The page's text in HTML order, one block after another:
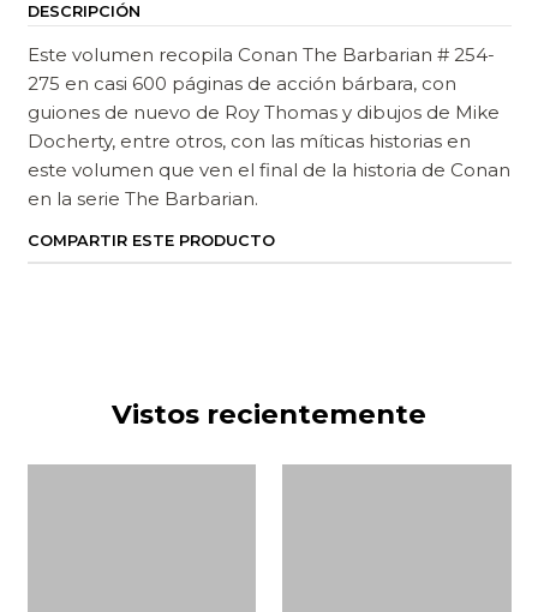
DESCRIPCIÓN
Este volumen recopila Conan The Barbarian # 254-
275 en casi 600 páginas de acción bárbara, con
guiones de nuevo de Roy Thomas y dibujos de Mike
Docherty, entre otros, con las míticas historias en
este volumen que ven el final de la historia de Conan
en la serie The Barbarian.
COMPARTIR ESTE PRODUCTO
Vistos recientemente